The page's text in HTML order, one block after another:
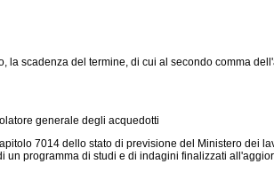
scadenza del termine, di cui al secondo comma
generale degli acquedotti
7014 dello stato di previsione del Ministero dei
un programma di studi e di indagini finalizzati